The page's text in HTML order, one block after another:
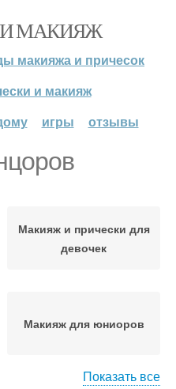
МАКИЯЖ
макияжа и причесок
и макияж
игры отзывы
Макияж и прически для
девочек
Макияж для юниоров
Показать все